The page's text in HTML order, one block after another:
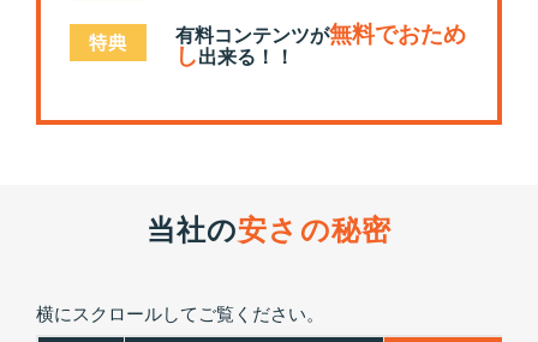
有料コンテンツが無料でおため
し出来る！！
当社の安さの秘密
横にスクロールしてご覧ください。